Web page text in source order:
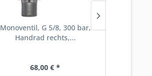
Monoventil, G 5/8, 300 bar,
Handrad rechts,...
68,00 € *